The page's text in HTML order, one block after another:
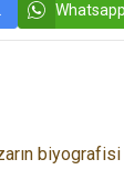
biyografisi